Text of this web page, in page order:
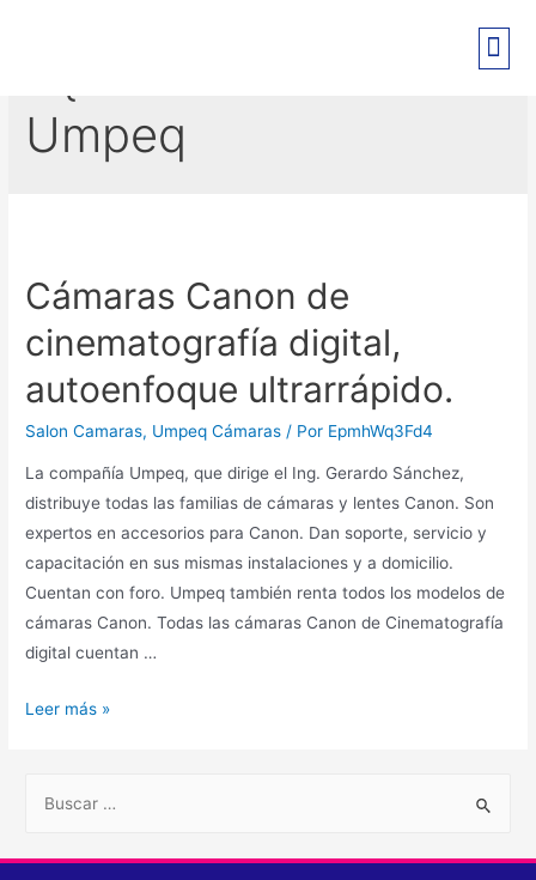
Umpeq
Cámaras Canon de
cinematografía digital,
autoenfoque ultrarrápido.
Salon Camaras, Umpeq Cámaras / Por EpmhWq3Fd4
La compañía Umpeq, que dirige el Ing. Gerardo Sánchez,
distribuye todas las familias de cámaras y lentes Canon. Son
expertos en accesorios para Canon. Dan soporte, servicio y
capacitación en sus mismas instalaciones y a domicilio.
Cuentan con foro. Umpeq también renta todos los modelos de
cámaras Canon. Todas las cámaras Canon de Cinematografía
digital cuentan …
Leer más »